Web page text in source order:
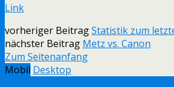
Link
vorheriger BeitragStatistik zum
nächster Beitrag Metz vs. Canon
Zum Seitenanfang
Mobil Desktop